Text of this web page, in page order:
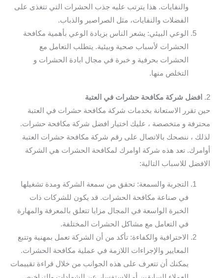
والنفايات. هذا يترتب عليه جذب الحشرات التي تتغذى على
الفضلات والنفايات، مثل الصراصير والذباب.
الوعي البيئي: يشعر الناس بزيادة الوعي بأهمية مكافحة
الحشرات لأسباب صحية وبيئية. يتطلب التعامل مع
الحشرات بحرفية و خبرة في مجال ابادة الحشرات و
التخلص منها.
2.
افضل شركة مكافحة حشرات في العتبة
حين تقرر الاستعانة بخدمات شركة مكافحة حشرات في العتبة
محترفة و متخصصة ، عليك اختيار افضل شركة مكافحة حشرات.
لذلك ، ننصحك بالاتصال على رقم شركة مكافحة حشرات العتبة
أوامرك. تعد هذه شركة اوامرك لمكافحة الحشرات هي الشركة
الافضل للاسباب التالية:
التجربة والسمعة: تحقق من سمعة الشركة ومدة تشغيلها
في صناعة مكافحة الحشرات. قد يكون للشركات ذات
الخبرة الواسعة في المجال مزايا تتعلق بالمعرفة والمهارة
في التعامل مع مشاكل الحشرات المختلفة.
الاحترافية والكفاءة: تأكد من أن الشركة تعمل بمهنية وتتبع
المعايير والإجراءات اللازمة في عملية مكافحة الحشرات.
يمكنك أن تتعرف على هذه الجوانب من خلال قراءة تقييمات